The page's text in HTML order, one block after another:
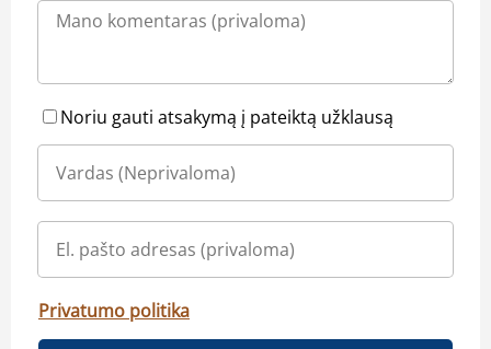
Noriu gauti atsakymą į pateiktą užklausą
Privatumo politika